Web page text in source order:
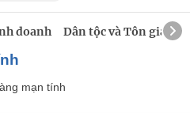
doanh Dân tộc và Tôn giáo
mạn tính